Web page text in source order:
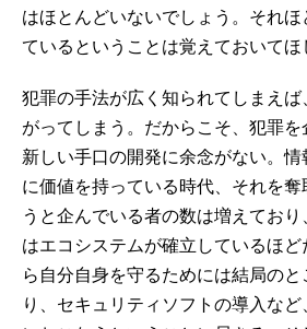
はほとんどいないでしょう。それ
ているということは覚えておいてほ
犯罪の手法が広く知られてしまえ
がってしまう。だからこそ、犯罪を
新しい手口の開発に余念がない。
に価値を持っている時代、それを奪
うと企んでいる者の数は増えてお
はエコシステムが確立しているほ
ら自分自身を守るためには結局の
り、セキュリティソフトの導入な